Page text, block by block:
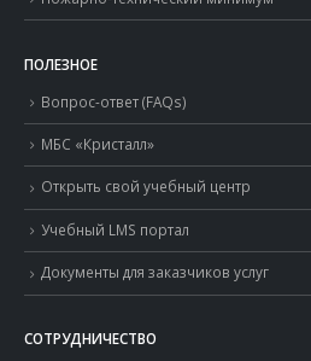
ПОЛЕЗНОЕ
Вопрос-ответ (FAQs)
МБС «Кристалл»
Открыть свой учебный центр
Учебный LMS портал
Документы для заказчиков услуг
СОТРУДНИЧЕСТВО